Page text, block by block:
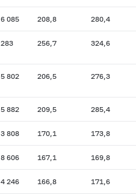
6 085 208,8 280,4
283 256,7 324,6
5 802 206,5 276,3
5 882 209,5 285,4
3 808 170,1 173,8
8 606 167,1 169,8
4 246 166,8 171,6